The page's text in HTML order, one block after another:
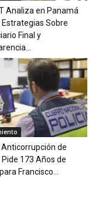
Analiza en Panamá
Estrategias Sobre
Final y
Anticorrupción de
Pide 173 Años de
Francisco...